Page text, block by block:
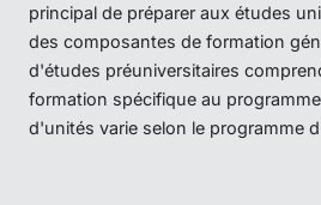
principal de préparer aux études
des composantes de formation
d'études préuniversitaires
formation spécifique au
d'unités varie selon le programme